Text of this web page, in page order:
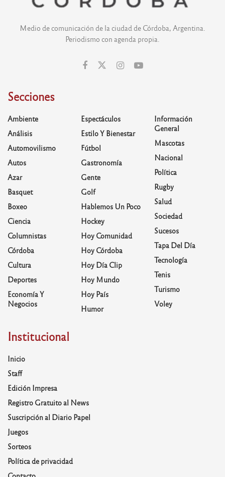
Medio de comunicación de la ciudad de Córdoba, Argentina.
Periodismo con agenda propia.
Secciones
Ambiente
Análisis
Automovilismo
Autos
Azar
Basquet
Boxeo
Ciencia
Columnistas
Córdoba
Cultura
Deportes
Economía Y
Negocios
Espectáculos
Estilo Y Bienestar
Fútbol
Gastronomía
Gente
Golf
Hablemos Un Poco
Hockey
Hoy Comunidad
Hoy Córdoba
Hoy Día Clip
Hoy Mundo
Hoy País
Humor
Información
General
Mascotas
Nacional
Política
Rugby
Salud
Sociedad
Sucesos
Tapa Del Día
Tecnología
Tenis
Turismo
Voley
Institucional
Inicio
Staff
Edición Impresa
Registro Gratuito al News
Suscripción al Diario Papel
Juegos
Sorteos
Política de privacidad